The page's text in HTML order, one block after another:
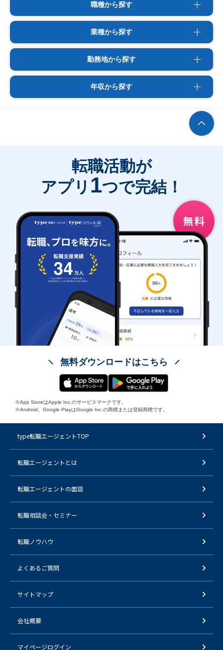
職種から探す
業種から探す
勤務地から探す
年収から探す
転職活動が
アプリ 1つで完結！
無料ダウンロードはこちら
※App StoreはApple Inc.のサービスマークです。
※Android、Google PlayはGoogle Inc.の商標または登録商標です。
type転職エージェントTOP
転職エージェントとは
転職エージェントの面談
転職相談会・セミナー
転職ノウハウ
よくあるご質問
サイトマップ
会社概要
マイページログイン